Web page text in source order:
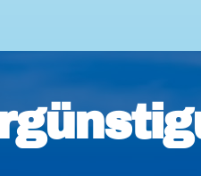
zur
melden